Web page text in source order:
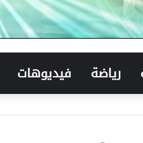
رياضة فيديوهات